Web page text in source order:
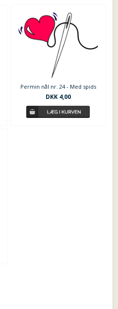
Permin nål nr. 24 - Med spids
DKK 4,00